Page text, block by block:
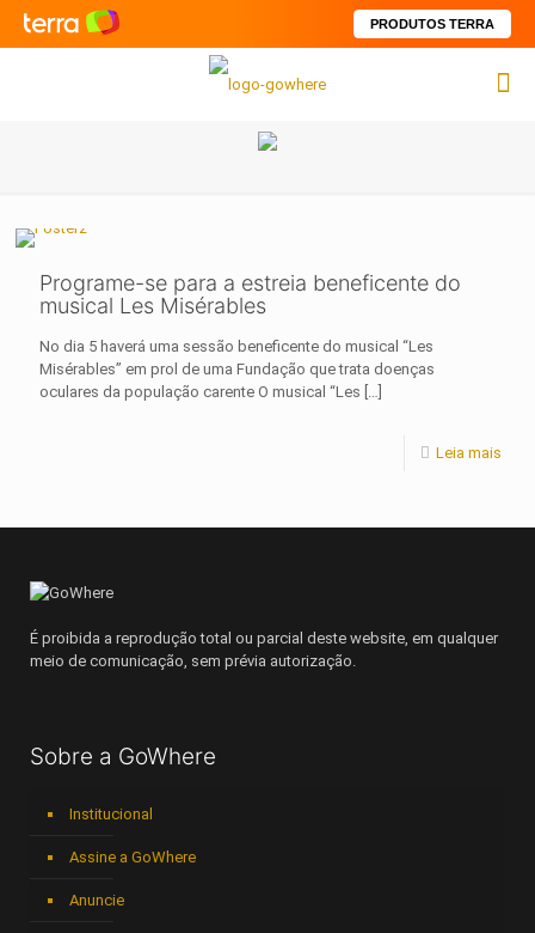
PRODUTOS TERRA
Programe-se para a estreia beneficente do
musical Les Misérables
No dia 5 haverá uma sessão beneficente do musical “Les
Misérables” em prol de uma Fundação que trata doenças
oculares da população carente O musical “Les […]
Leia mais
É proibida a reprodução total ou parcial deste website, em qualquer
meio de comunicação, sem prévia autorização.
Sobre a GoWhere
Institucional
Assine a GoWhere
Anuncie